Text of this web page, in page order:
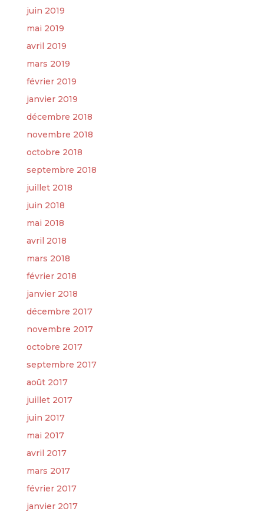
juin 2019
mai 2019
avril 2019
mars 2019
février 2019
janvier 2019
décembre 2018
novembre 2018
octobre 2018
septembre 2018
juillet 2018
juin 2018
mai 2018
avril 2018
mars 2018
février 2018
janvier 2018
décembre 2017
novembre 2017
octobre 2017
septembre 2017
août 2017
juillet 2017
juin 2017
mai 2017
avril 2017
mars 2017
février 2017
janvier 2017